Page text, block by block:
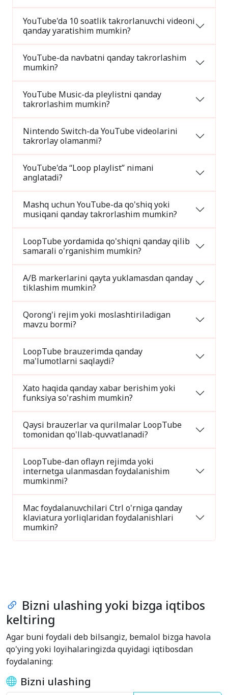
YouTube'da 10 soatlik takrorlanuvchi videoni
qanday yaratishim mumkin?
YouTube-da navbatni qanday takrorlashim
mumkin?
YouTube Music-da pleylistni qanday
takrorlashim mumkin?
Nintendo Switch-da YouTube videolarini
takrorlay olamanmi?
YouTube'da “Loop playlist” nimani
anglatadi?
Mashq uchun YouTube-da qo'shiq yoki
musiqani qanday takrorlashim mumkin?
LoopTube yordamida qo'shiqni qanday qilib
samarali o'rganishim mumkin?
A/B markerlarini qayta yuklamasdan qanday
tiklashim mumkin?
Qorong'i rejim yoki moslashtiriladigan
mavzu bormi?
LoopTube brauzerimda qanday
ma'lumotlarni saqlaydi?
Xato haqida qanday xabar berishim yoki
funksiya so'rashim mumkin?
Qaysi brauzerlar va qurilmalar LoopTube
tomonidan qo'llab-quvvatlanadi?
LoopTube-dan oflayn rejimda yoki
internetga ulanmasdan foydalanishim
mumkinmi?
Mac foydalanuvchilari Ctrl o'rniga qanday
klaviatura yorliqlaridan foydalanishlari
mumkin?
Bizni ulashing yoki bizga iqtibos
keltiring
Agar buni foydali deb bilsangiz, bemalol bizga havola
qo'ying yoki loyihalaringizda quyidagi iqtibosdan
foydalaning:
Bizni ulashing